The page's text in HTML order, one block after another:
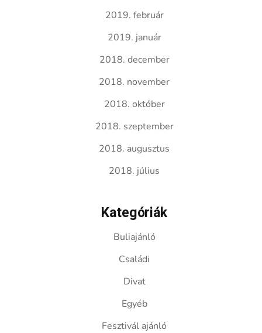
2019. február
2019. január
2018. december
2018. november
2018. október
2018. szeptember
2018. augusztus
2018. július
Kategóriák
Buliajánló
Családi
Divat
Egyéb
Fesztivál ajánló